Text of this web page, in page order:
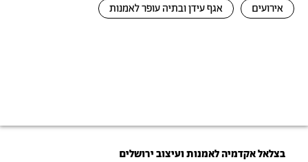
אירועים אגף עידן ובתיה עופר לאמנות
בצלאל אקדמיה לאמנות ועיצוב ירושלים